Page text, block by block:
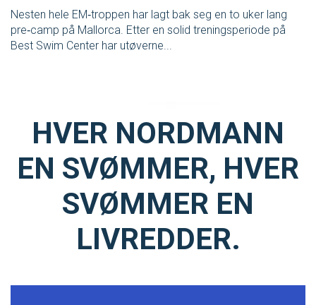
Nesten hele EM‑troppen har lagt bak seg en to uker lang
pre‑camp på Mallorca. Etter en solid treningsperiode på
Best Swim Center har utøverne...
HVER NORDMANN
EN SVØMMER, HVER
SVØMMER EN
LIVREDDER.